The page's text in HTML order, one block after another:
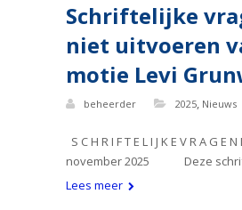
Schriftelijke
niet uitvoeren
motie Levi
beheerder 2025, Nieuws
S C H R I F T E L I J K E V R A G E
november 2025 Deze
Lees meer